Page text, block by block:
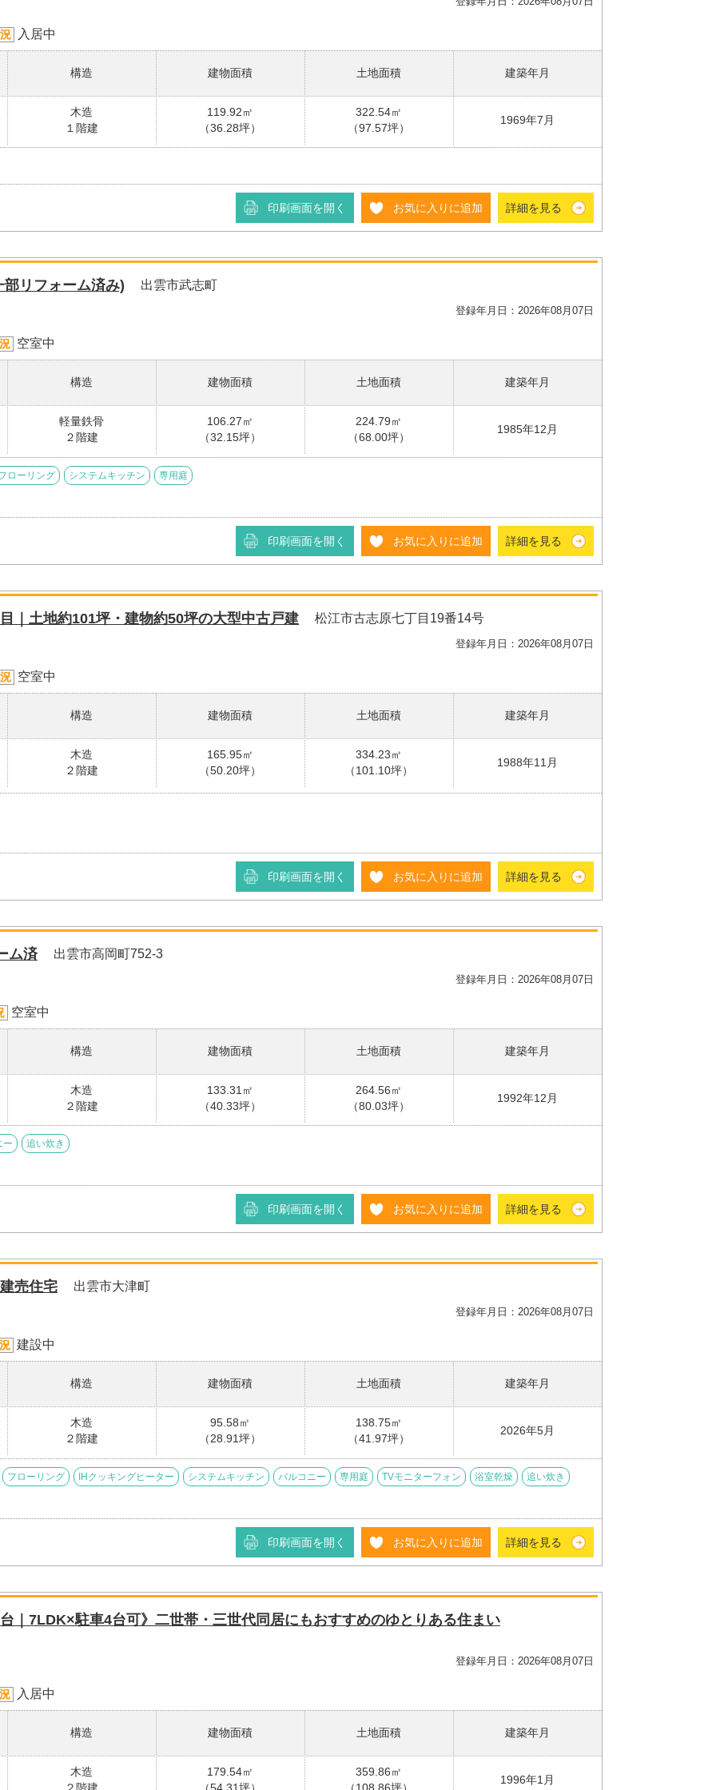
入居中
構造 建物面積 土地面積 建築年月
木造
１階建
119.92㎡
（36.28坪）
322.54㎡
（97.57坪）
1969年7月
印刷画面を開く お気に入りに追加 詳細を見る
リフォーム済み) 出雲市武志町
登録年月日：2026年08月07日
空室中
構造 建物面積 土地面積 建築年月
軽量鉄骨
２階建
106.27㎡
（32.15坪）
224.79㎡
（68.00坪）
1985年12月
ローリング システムキッチン 専用庭
印刷画面を開く お気に入りに追加 詳細を見る
｜土地約101坪・建物約50坪の大型中古戸建 松江市古志原七丁目19番14号
登録年月日：2026年08月07日
空室中
構造 建物面積 土地面積 建築年月
木造
２階建
165.95㎡
（50.20坪）
334.23㎡
（101.10坪）
1988年11月
印刷画面を開く お気に入りに追加 詳細を見る
ム済 出雲市高岡町752-3
登録年月日：2026年08月07日
空室中
構造 建物面積 土地面積 建築年月
木造
２階建
133.31㎡
（40.33坪）
264.56㎡
（80.03坪）
1992年12月
ー 追い炊き
印刷画面を開く お気に入りに追加 詳細を見る
売住宅 出雲市大津町
登録年月日：2026年08月07日
建設中
構造 建物面積 土地面積 建築年月
木造
２階建
95.58㎡
（28.91坪）
138.75㎡
（41.97坪）
2026年5月
フローリング IHクッキングヒーター システムキッチン バルコニー 専用庭 TVモニターフォン 浴室乾燥 追い炊き
印刷画面を開く お気に入りに追加 詳細を見る
｜7LDK×駐車4台可》二世帯・三世代同居にもおすすめのゆとりある住まい
登録年月日：2026年08月07日
入居中
構造 建物面積 土地面積 建築年月
木造
179.54㎡
359.86㎡
1996年1月